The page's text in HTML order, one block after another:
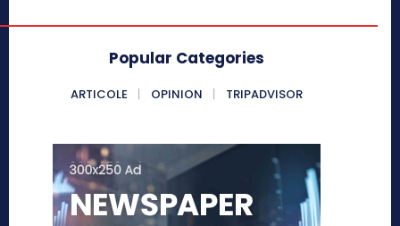
Popular Categories
ARTICOLE OPINION TRIPADVISOR